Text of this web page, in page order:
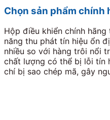
Chọn sản phẩm chính
Hộp điều khiển chính
năng thu phát tín hiệu ổn
nhiều so với hàng trôi nổi
chất lượng có thể bị lỗi tín
chí bị sao chép mã, gây